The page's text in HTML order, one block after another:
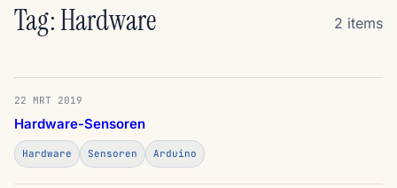
Tag: Hardware 2 items
22 MRT 2019
Hardware-Sensoren
Hardware Sensoren Arduino